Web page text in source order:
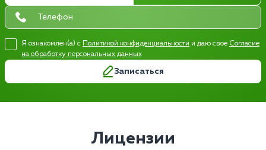
Я ознакомлен(а) с Политикой конфиденциальности и даю свое Согласие
на обработку персональных данных
Записаться
Лицензии